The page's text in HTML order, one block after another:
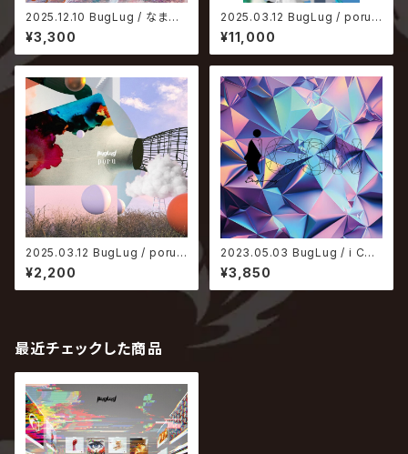
2025.12.10 BugLug / なまい
ろ。【通常盤】
¥3,300
2025.03.12 BugLug / poru
【完全生産限定盤】
¥11,000
2025.03.12 BugLug / poru
【通常盤】
¥2,200
2023.05.03 BugLug / i CO
N【通常盤】
¥3,850
最近チェックした商品